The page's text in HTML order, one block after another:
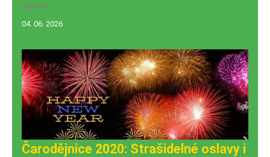
zábava
04. 06. 2026
Čarodějnice 2020: Strašidelné oslavy i